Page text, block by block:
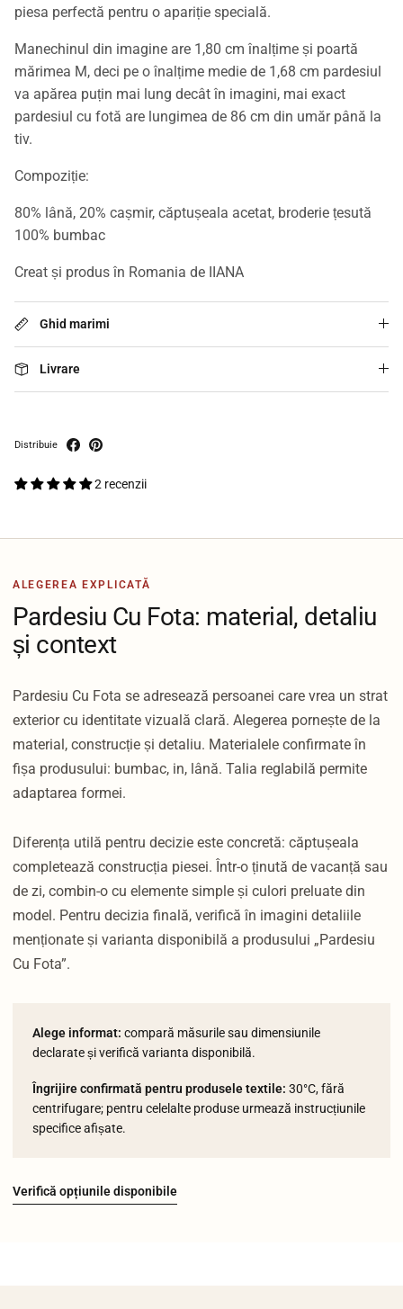
piesa perfectă pentru o apariție specială.
Manechinul din imagine are 1,80 cm înalțime și poartă
mărimea M, deci pe o înalțime medie de 1,68 cm pardesiul
va apărea puțin mai lung decât în imagini, mai exact
pardesiul cu fotă are lungimea de 86 cm din umăr până la
tiv.
Compoziție:
80% lână, 20% cașmir, căptușeala acetat, broderie țesută
100% bumbac
Creat și produs în Romania de IIANA
Ghid marimi
Livrare
Distribuie
2 recenzii
ALEGEREA EXPLICATĂ
Pardesiu Cu Fota: material, detaliu
și context
Pardesiu Cu Fota se adresează persoanei care vrea un strat
exterior cu identitate vizuală clară. Alegerea pornește de la
material, construcție și detaliu. Materialele confirmate în
fișa produsului: bumbac, in, lână. Talia reglabilă permite
adaptarea formei.
Diferența utilă pentru decizie este concretă: căptușeala
completează construcția piesei. Într-o ținută de vacanță sau
de zi, combin-o cu elemente simple și culori preluate din
model. Pentru decizia finală, verifică în imagini detaliile
menționate și varianta disponibilă a produsului „Pardesiu
Cu Fota”.
Alege informat: compară măsurile sau dimensiunile
declarate și verifică varianta disponibilă.
Îngrijire confirmată pentru produsele textile: 30°C, fără
centrifugare; pentru celelalte produse urmează instrucțiunile
specifice afișate.
Verifică opțiunile disponibile